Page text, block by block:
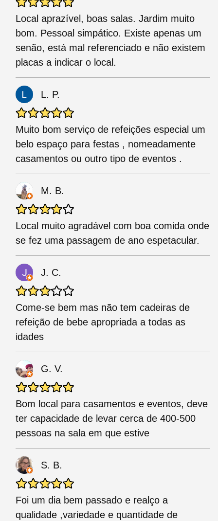
Local aprazível, boas salas. Jardim muito
bom. Pessoal simpático. Existe apenas um
senão, está mal referenciado e não existem
placas a indicar o local.
L. P.
Muito bom serviço de refeições especial um
belo espaço para festas , nomeadamente
casamentos ou outro tipo de eventos .
M. B.
Local muito agradável com boa comida onde
se fez uma passagem de ano espetacular.
J. C.
Come-se bem mas não tem cadeiras de
refeição de bebe apropriada a todas as
idades
G. V.
Bom local para casamentos e eventos, deve
ter capacidade de levar cerca de 400-500
pessoas na sala em que estive
S. B.
Foi um dia bem passado e realço a
qualidade ,variedade e quantidade de